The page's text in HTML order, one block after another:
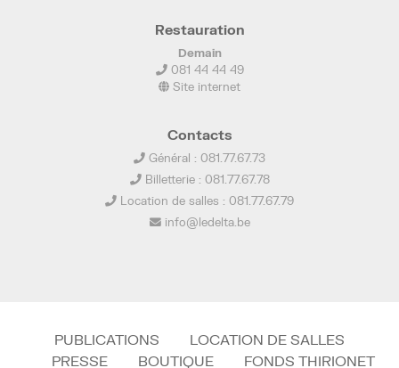
Restauration
Demain
081 44 44 49
Site internet
Contacts
Général : 081.77.67.73
Billetterie : 081.77.67.78
Location de salles : 081.77.67.79
info@ledelta.be
PUBLICATIONS
LOCATION DE SALLES
PRESSE
BOUTIQUE FONDS THIRIONET